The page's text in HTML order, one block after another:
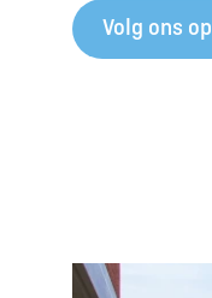
Volg ons